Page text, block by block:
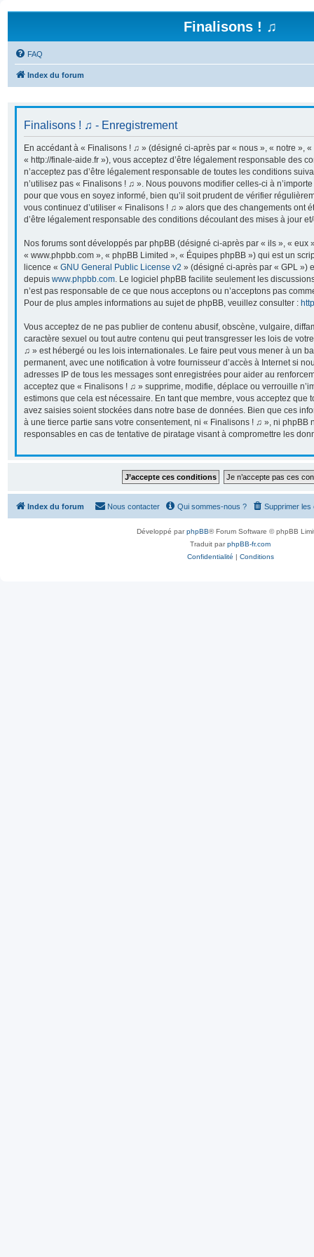
Finalisons ! ♫
FAQ
Index du forum
Finalisons ! ♫ - Enregistrement
En accédant à « Finalisons ! ♫ » (désigné ci-après par « nous », « notre »,
« http://finale-aide.fr »), vous acceptez d’être légalement responsable des
n’acceptez pas d’être légalement responsable de toutes les conditions
n’utilisez pas « Finalisons ! ♫ ». Nous pouvons modifier celles-ci à
pour que vous en soyez informé, bien qu’il soit prudent de vérifier
vous continuez d’utiliser « Finalisons ! ♫ » alors que des changements ont
d’être légalement responsable des conditions découlant des mises à jour
Nos forums sont développés par phpBB (désigné ci-après par « ils », « eux
« www.phpbb.com », « phpBB Limited », « Équipes phpBB ») qui est un
licence « GNU General Public License v2 » (désigné ci-après par « GPL »)
depuis www.phpbb.com. Le logiciel phpBB facilite seulement les
n’est pas responsable de ce que nous acceptons ou n’acceptons pas
Pour de plus amples informations au sujet de phpBB, veuillez consulter :
Vous acceptez de ne pas publier de contenu abusif, obscène, vulgaire,
caractère sexuel ou tout autre contenu qui peut transgresser les lois de
♫ » est hébergé ou les lois internationales. Le faire peut vous mener à un
permanent, avec une notification à votre fournisseur d’accès à Internet si
adresses IP de tous les messages sont enregistrées pour aider au
acceptez que « Finalisons ! ♫ » supprime, modifie, déplace ou verrouille
estimons que cela est nécessaire. En tant que membre, vous acceptez que
avez saisies soient stockées dans notre base de données. Bien que ces
à une tierce partie sans votre consentement, ni « Finalisons ! ♫ », ni phpBB
responsables en cas de tentative de piratage visant à compromettre les
Index du forum Supprimer les
Qui sommes-nous ?
Nous contacter
Développé parphpBB® Forum Software © phpBB
Traduit parphpBB-fr.com
Confidentialité | Conditions